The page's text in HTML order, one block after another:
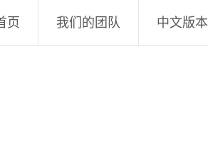
页 我们的团队 中文版本